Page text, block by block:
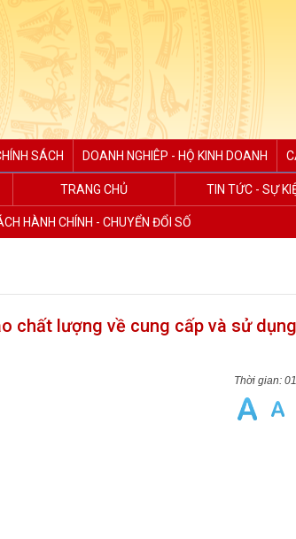
SÁCH DOANH NGHIÊP - HỘ KINH DOANH
TRANG CHỦ TIN TỨC - SỰ
HÀNH CHÍNH - CHUYỂN ĐỔI SỐ
chất lượng về cung cấp và sử